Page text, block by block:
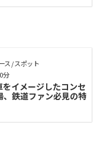
ス / スポット
イメージしたコンセ
、鉄道ファン必見の特
分